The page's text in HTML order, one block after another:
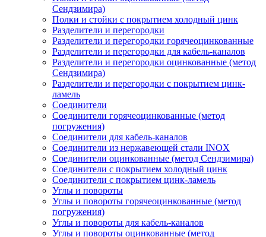
Сендзимира)
Полки и стойки с покрытием холодный цинк
Разделители и перегородки
Разделители и перегородки горячеоцинкованные
Разделители и перегородки для кабель-каналов
Разделители и перегородки оцинкованные (метод
Сендзимира)
Разделители и перегородки с покрытием цинк-
ламель
Соединители
Соединители горячеоцинкованные (метод
погружения)
Соединители для кабель-каналов
Соединители из нержавеющей стали INOX
Соединители оцинкованные (метод Сендзимира)
Соединители с покрытием холодный цинк
Соединители с покрытием цинк-ламель
Углы и повороты
Углы и повороты горячеоцинкованные (метод
погружения)
Углы и повороты для кабель-каналов
Углы и повороты оцинкованные (метод